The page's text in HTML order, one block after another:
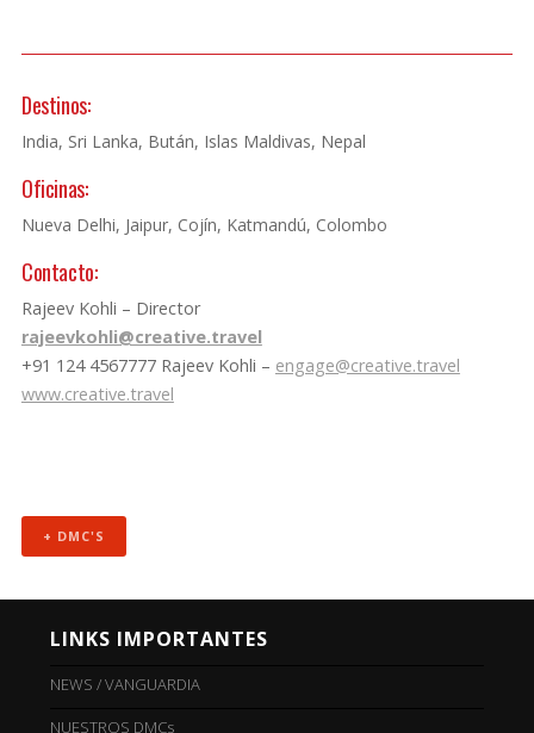
Destinos:
India, Sri Lanka, Bután, Islas Maldivas, Nepal
Oficinas:
Nueva Delhi, Jaipur, Cojín, Katmandú, Colombo
Contacto:
Rajeev Kohli – Director
rajeevkohli@creative.travel
+91 124 4567777 Rajeev Kohli – engage@creative.travel
www.creative.travel
+ DMC'S
LINKS IMPORTANTES
NEWS / VANGUARDIA
NUESTROS DMCs